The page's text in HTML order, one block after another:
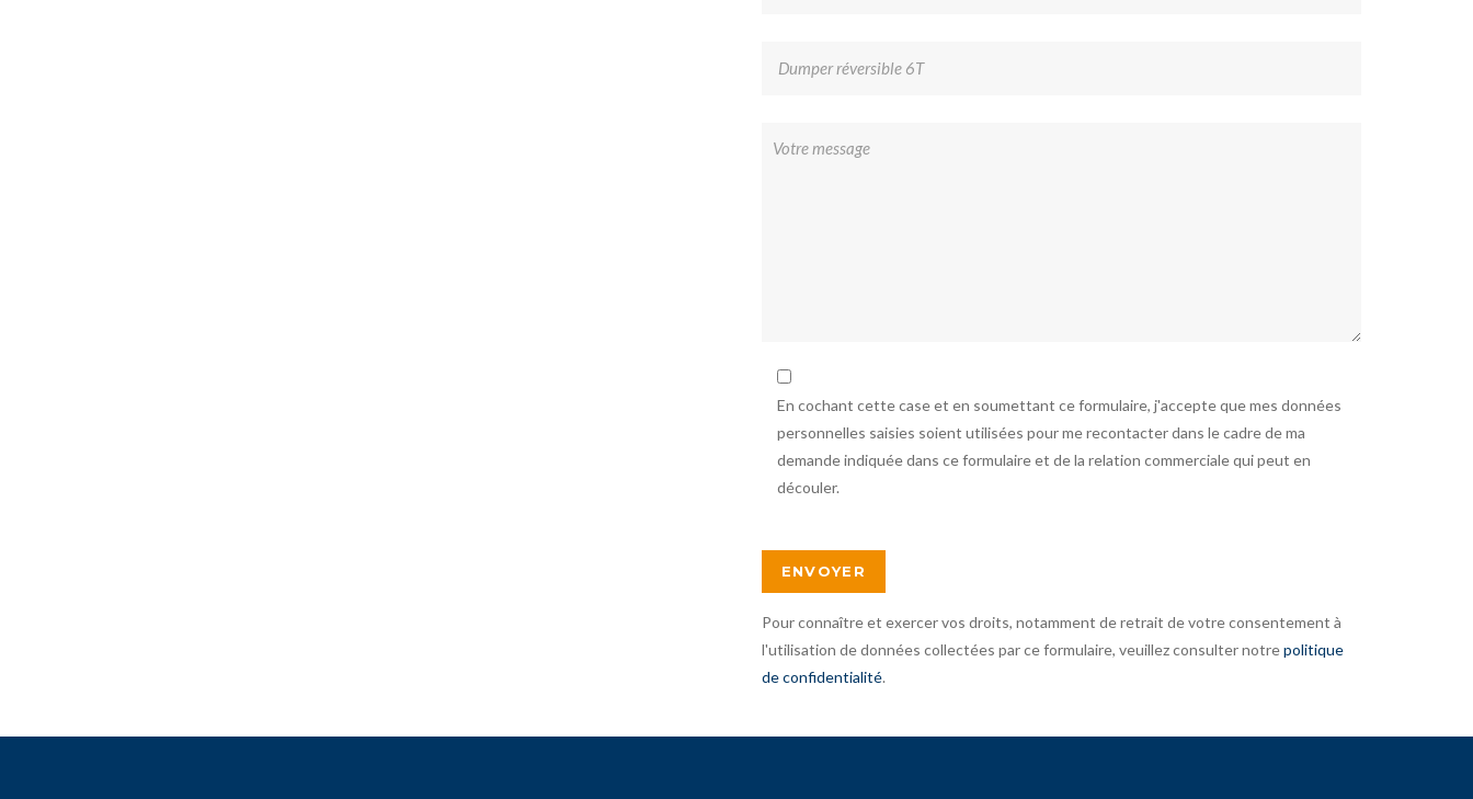
En cochant cette case et en soumettant ce formulaire, j'accepte que mes données
personnelles saisies soient utilisées pour me recontacter dans le cadre de ma
demande indiquée dans ce formulaire et de la relation commerciale qui peut en
découler.
Pour connaître et exercer vos droits, notamment de retrait de votre consentement à
l'utilisation de données collectées par ce formulaire, veuillez consulter notrepolitique
de confidentialité.